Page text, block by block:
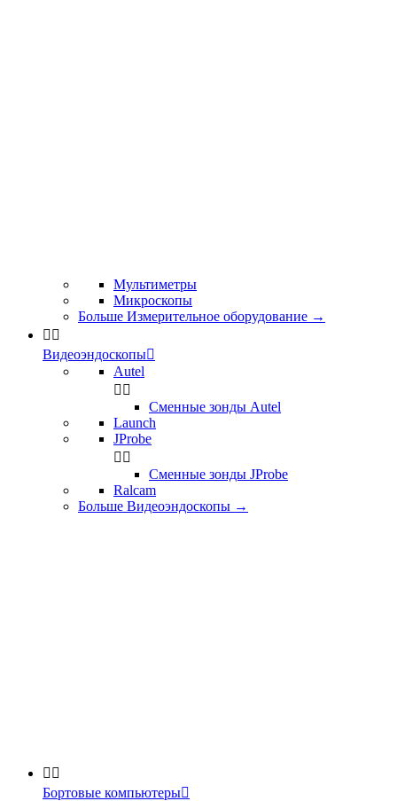
Мультиметры
Микроскопы
Больше Измерительное оборудование →
 
Видеоэндоскопы
Autel
 
Сменные зонды Autel
Launch
JProbe
 
Сменные зонды JProbe
Ralcam
Больше Видеоэндоскопы →
 
Бортовые компьютеры